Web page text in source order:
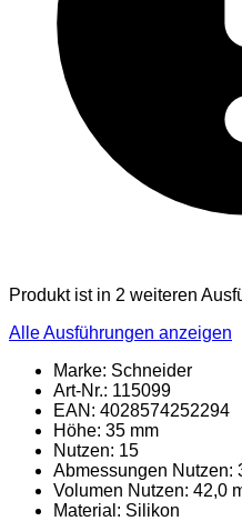
Produkt ist in 2 weiteren
Alle Ausführungen anzeigen
Marke: Schneider
Art-Nr.: 115099
EAN: 4028574252294
Höhe: 35 mm
Nutzen: 15
Abmessungen Nutzen:
Volumen Nutzen: 42,0
Material : Silikon